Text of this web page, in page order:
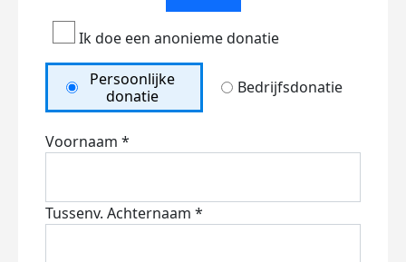
Ik doe een anonieme donatie
Persoonlijke
donatie
Bedrijfsdonatie
Voornaam *
Tussenv. Achternaam *